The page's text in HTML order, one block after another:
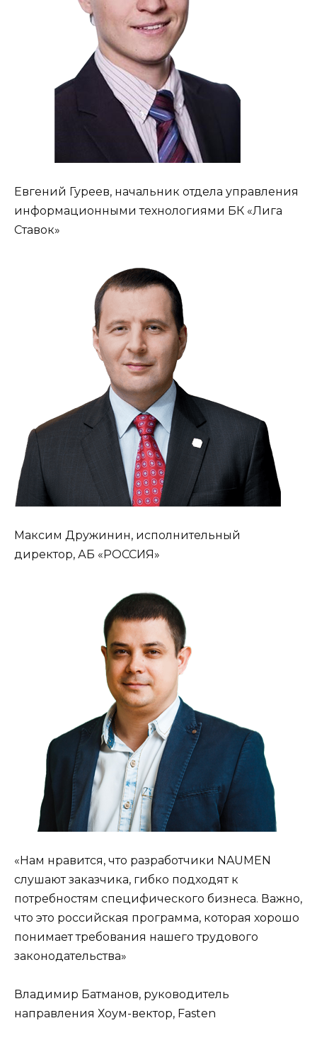
Евгений Гуреев, начальник отдела управления
информационными технологиями БК «Лига
Ставок»
Максим Дружинин, исполнительный
директор, АБ «РОССИЯ»
«Нам нравится, что разработчики NAUMEN
слушают заказчика, гибко подходят к
потребностям специфического бизнеса. Важно,
что это российская программа, которая хорошо
понимает требования нашего трудового
законодательства»
Владимир Батманов, руководитель
направления Хоум-вектор, Fasten